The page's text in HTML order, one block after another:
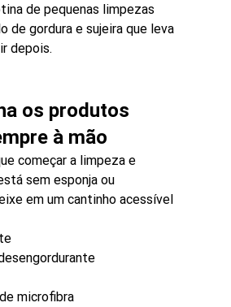
de pequenas limpezas
de gordura e sujeira que leva
depois.
os produtos
à mão
começar a limpeza e
sem esponja ou
em um cantinho acessível
microfibra